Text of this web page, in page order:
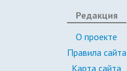
Редакция
О проекте
Правила сайта
Карта сайта